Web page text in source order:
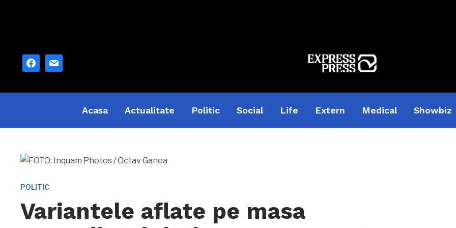
facebook
mail
Acasa Actualitate Politic Social Life Extern Medical Showbiz
POLITIC
Variantele aflate pe masa